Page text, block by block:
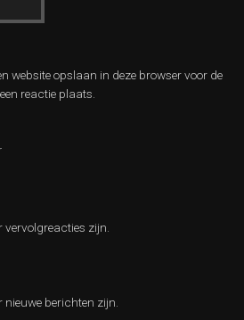
website opslaan in deze browser voor de
reactie plaats.
zijn.
berichten zijn.